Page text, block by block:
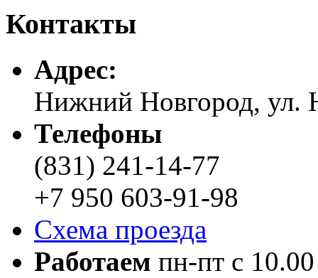
Контакты
Адреc:
Нижний Новгород, ул.
Телефоны
(831) 241-14-77
+7 950 603-91-98
Схема проезда
Работаем пн-пт с